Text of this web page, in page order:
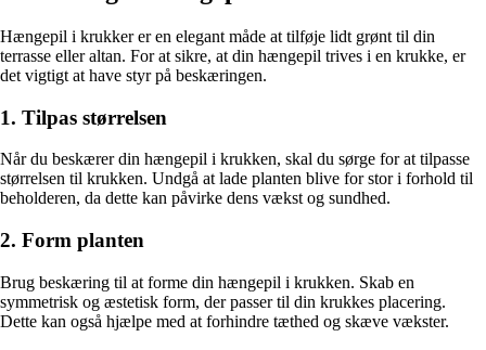
Hængepil i krukker er en elegant måde at tilføje lidt grønt til din
terrasse eller altan. For at sikre, at din hængepil trives i en krukke, er
det vigtigt at have styr på beskæringen.
1. Tilpas størrelsen
Når du beskærer din hængepil i krukken, skal du sørge for at tilpasse
størrelsen til krukken. Undgå at lade planten blive for stor i forhold til
beholderen, da dette kan påvirke dens vækst og sundhed.
2. Form planten
Brug beskæring til at forme din hængepil i krukken. Skab en
symmetrisk og æstetisk form, der passer til din krukkes placering.
Dette kan også hjælpe med at forhindre tæthed og skæve vækster.